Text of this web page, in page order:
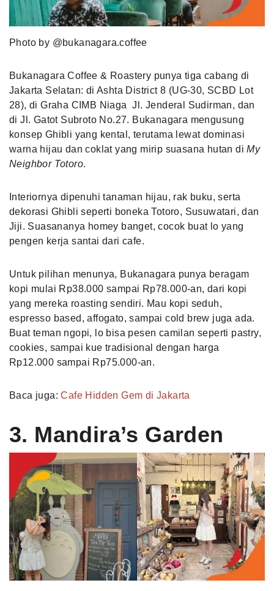
Photo by @bukanagara.coffee
Bukanagara Coffee & Roastery punya tiga cabang di
Jakarta Selatan: di Ashta District 8 (UG-30, SCBD Lot
28), di Graha CIMB Niaga Jl. Jenderal Sudirman, dan
di Jl. Gatot Subroto No.27. Bukanagara mengusung
konsep Ghibli yang kental, terutama lewat dominasi
warna hijau dan coklat yang mirip suasana hutan diMy
Neighbor Totoro.
Interiornya dipenuhi tanaman hijau, rak buku, serta
dekorasi Ghibli seperti boneka Totoro, Susuwatari, dan
Jiji. Suasananya homey banget, cocok buat lo yang
pengen kerja santai dari cafe.
Untuk pilihan menunya, Bukanagara punya beragam
kopi mulai Rp38.000 sampai Rp78.000-an, dari kopi
yang mereka roasting sendiri. Mau kopi seduh,
espresso based, affogato, sampai cold brew juga ada.
Buat teman ngopi, lo bisa pesen camilan seperti pastry,
cookies, sampai kue tradisional dengan harga
Rp12.000 sampai Rp75.000-an.
Baca juga:Cafe Hidden Gem di Jakarta
3. Mandira’s Garden